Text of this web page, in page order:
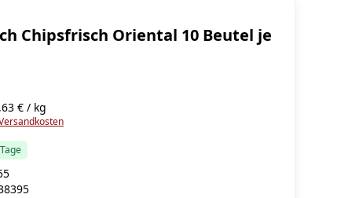
Chipsfrisch Oriental 10 Beutel je
€ / kg